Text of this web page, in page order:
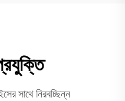
সাথে নিরবচ্ছিন্ন